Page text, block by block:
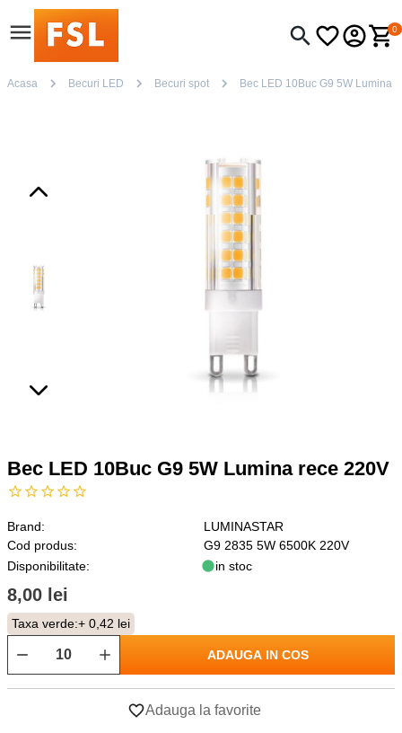
0
Acasa Becuri LED Becuri spot Bec LED 10Buc G9 5W Lumina
Bec LED 10Buc G9 5W Lumina rece 220V
Brand:
LUMINASTAR
Cod produs:
G9 2835 5W 6500K 220V
Disponibilitate:
in stoc
8,00 lei
Taxa verde:+ 0,42 lei
ADAUGA IN COS
Adauga la favorite